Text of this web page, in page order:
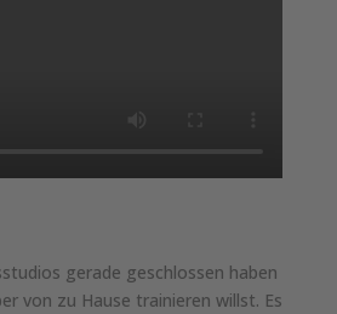
gerade geschlossen haben
von zu Hause trainieren willst. Es